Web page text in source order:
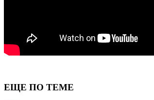
ЕЩЕ ПО ТЕМЕ